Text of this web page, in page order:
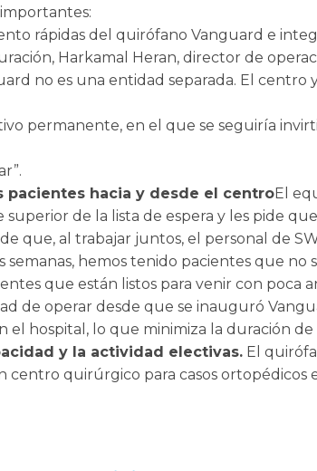
rápidas del quirófano Vanguard e
Harkamal Heran, director de
no es una entidad separada. El centro
permanente, en el que se seguiría
pacientes hacia y desde el centroEl
de la lista de espera y les pide
que, al trabajar juntos, el personal de
semanas, hemos tenido pacientes que no
que están listos para venir con poca
de operar desde que se inauguró
el hospital, lo que minimiza la duración de
y la actividad electivas. El
quirúrgico para casos ortopédicos